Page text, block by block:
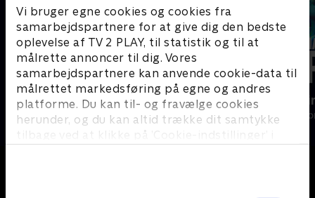
Vi bruger egne cookies og cookies fra
samarbejdspartnere for at give dig den bedste
oplevelse af TV 2 PLAY, til statistik og til at
målrette annoncer til dig. Vores
samarbejdspartnere kan anvende cookie-data til
målrettet markedsføring på egne og andres
platforme. Du kan til- og fravælge cookies
herunder, og du kan altid trække dit samtykke
tilbage ved at klikke på ’Cookie-indstillinger’ i
Hospitalet i Holby
Drama • 1 sæsoner
Happy
Drama • 1